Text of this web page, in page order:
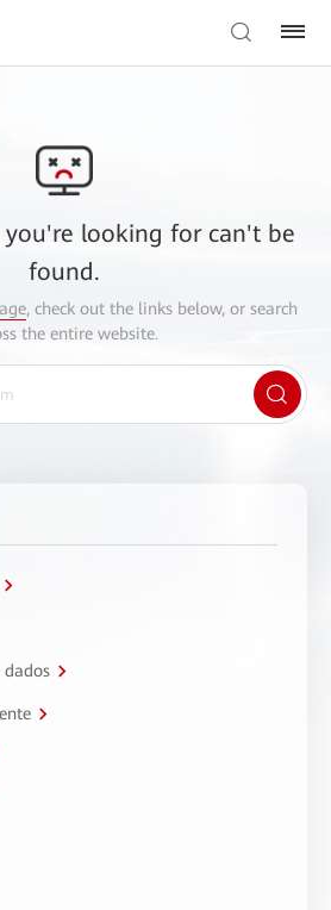
you're looking for can't be
found.
, check out the links below, or search
the entire website.
dados